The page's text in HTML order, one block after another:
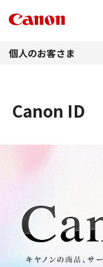
個人のお客さま
Canon ID